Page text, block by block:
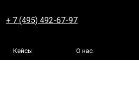
+ 7 (495) 492-67-97
Кейсы О нас